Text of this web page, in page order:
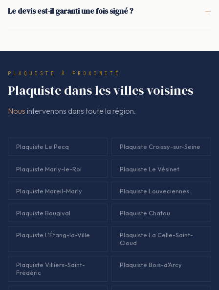
gaines avant fermeture. Le raccordement électrique est
Le devis est-il garanti une fois signé ? +
prestations (pose, placo, isolation, plafond, bandes, enduit)
PLAQUISTE À PROXIMITÉ
Plaquiste dans les villes voisines
Nous intervenons dans toute la région.
Plaquiste Le Pecq Plaquiste Croissy-sur-Seine
Plaquiste Marly-le-Roi Plaquiste Le Vésinet
Plaquiste Mareil-Marly Plaquiste Louveciennes
Plaquiste Bougival Plaquiste Chatou
Plaquiste L'Étang-la-Ville
Plaquiste La Celle-Saint-
Cloud
Plaquiste Villiers-Saint-
Frédéric
Plaquiste Bois-d'Arcy